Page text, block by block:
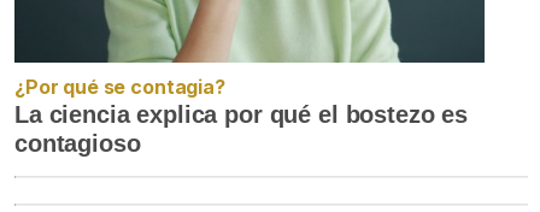
¿Por qué se contagia?
La ciencia explica por qué el bostezo es
contagioso